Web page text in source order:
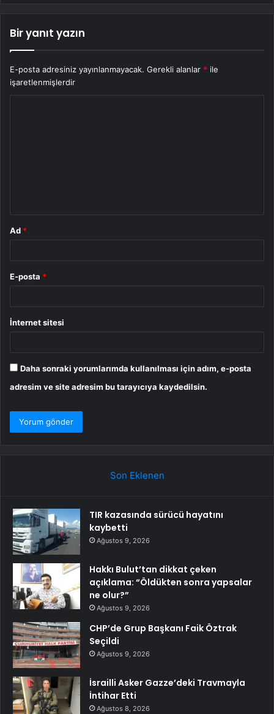
Bir yanıt yazın
E-posta adresiniz yayınlanmayacak. Gerekli alanlar * ile
işaretlenmişlerdir
Ad *
E-posta *
İnternet sitesi
Daha sonraki yorumlarımda kullanılması için adım, e-posta
adresim ve site adresim bu tarayıcıya kaydedilsin.
Son Eklenen
TIR kazasında sürücü hayatını
kaybetti
Ağustos 9, 2026
Hakkı Bulut’tan dikkat çeken
açıklama: “Öldükten sonra yapsalar
ne olur?”
Ağustos 9, 2026
CHP’de Grup Başkanı Faik Öztrak
Seçildi
Ağustos 9, 2026
İsrailli Asker Gazze’deki Travmayla
İntihar Etti
Ağustos 8, 2026